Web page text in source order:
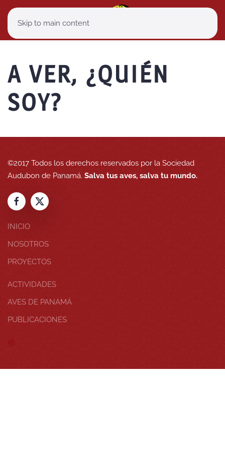
Skip to main content
A VER, ¿QUIÉN
SOY?
©2017 Todos los derechos reservados por la Sociedad
Audubon de Panamá. Salva tus aves, salva tu mundo.
INICIO
NOSOTROS
PROYECTOS
ACTIVIDADES
AVES DE PANAMÁ
PUBLICACIONES